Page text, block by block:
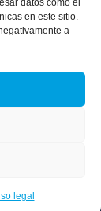
datos como el
en este sitio.
a
legal
&
&